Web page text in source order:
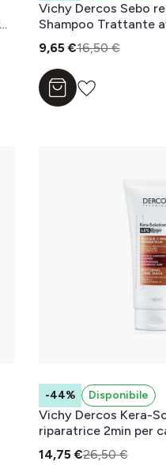
Vichy Dercos Sebo
Shampoo Trattante
capelluto purificato
9,65 €16,50 €
Aggiungi al carrello
-44% Disponibile
Vichy Dercos Kera-
riparatrice 2min per
danneggiati 200 ml
14,75 €26,50 €